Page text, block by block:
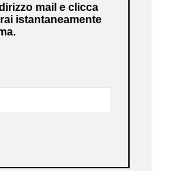
mail e clicca
istantaneamente